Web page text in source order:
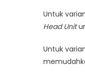
Untuk
Head Unit
Untuk